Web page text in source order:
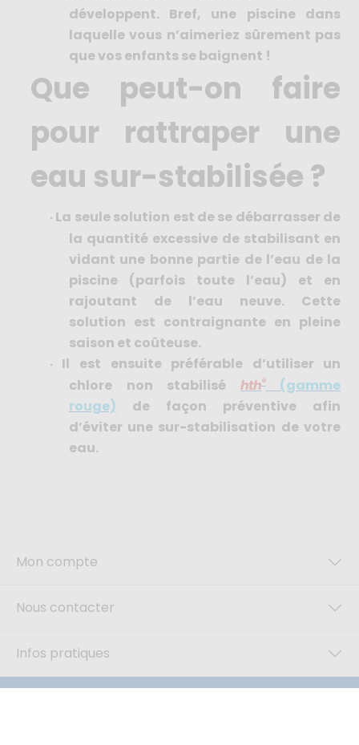
développent. Bref, une piscine dans
laquelle vous n’aimeriez sûrement pas
que vos enfants se baignent !
Que peut-on faire
pour rattraper une
eau sur-stabilisée ?
· La seule solution est de se débarrasser de
la quantité excessive de stabilisant en
vidant une bonne partie de l’eau de la
piscine (parfois toute l’eau) et en
rajoutant de l’eau neuve. Cette
solution est contraignante en pleine
saison et coûteuse.
·
Il est ensuite préférable d’utiliser un
chlore non stabiliséhth®(gamme
rouge) de façon préventive afin
d’éviter une sur-stabilisation de votre
eau.
Mon compte
Nous contacter
Infos pratiques